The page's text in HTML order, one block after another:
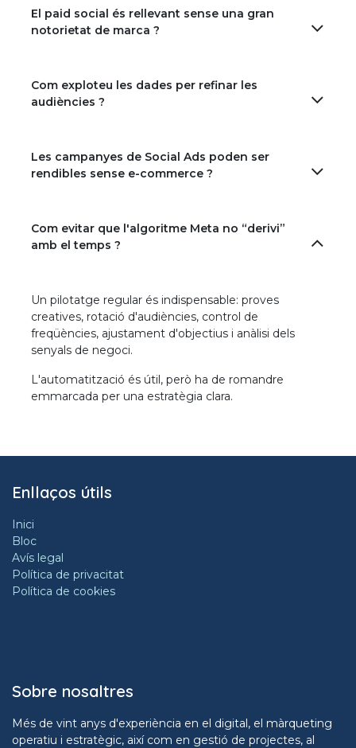
El paid social és rellevant sense una gran
notorietat de marca ?
Com exploteu les dades per refinar les
audiències ?
Les campanyes de Social Ads poden ser
rendibles sense e-commerce ?
Com evitar que l'algoritme Meta no “derivi”
amb el temps ?
Un pilotatge regular és indispensable: proves
creatives, rotació d'audiències, control de
freqüències, ajustament d'objectius i anàlisi dels
senyals de negoci.
L'automatització és útil, però ha de romandre
emmarcada per una estratègia clara.
Enllaços útils
Inici
Bloc
Avís legal
Política de privacitat
Política de cookies
Sobre nosaltres
Més de vint anys d'experiència en el digital, el màrqueting
operatiu i estratègic, així com en gestió de projectes, al